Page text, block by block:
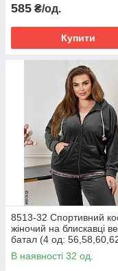
585 ₴/од.
Купити
8513-32 Спортивний
жіночий на блискавці
батал (4 од:
В наявності 32 од.